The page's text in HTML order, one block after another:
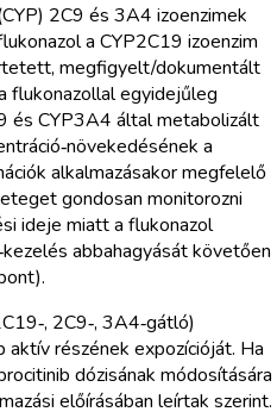
2C9 és 3A4 izoenzimek
a CYP2C19 izoenzim
megfigyelt/dokumentált
flukonazollal egyidejűleg
és CYP3A4 által metabolizált
a
alkalmazásakor megfelelő
gondosan monitorozni
ideje miatt a flukonazol
abbahagyását követően
2C9‑, 3A4‑gátló)
aktív részének expozícióját. Ha
dózisának módosítására
előírásában leírtak szerint.